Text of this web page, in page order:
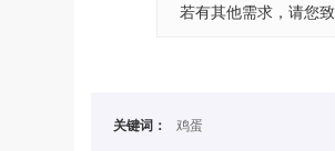
若有其他需求，请您
关键词： 鸡蛋